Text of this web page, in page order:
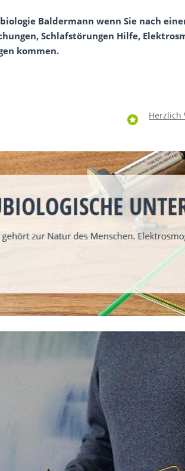
Baldermann wenn Sie nach
Schlafstörungen Hilfe,
kommen.
Herzlich